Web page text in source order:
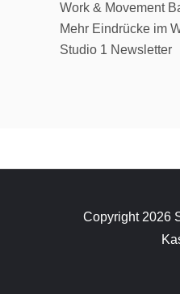
Work & Movement
Mehr Eindrücke im
Studio 1 Newsletter
Copyright 2026